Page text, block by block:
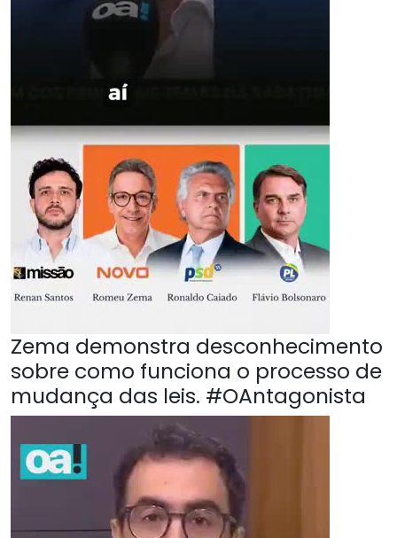
Zema demonstra desconhecimento
sobre como funciona o processo de
mudança das leis. #OAntagonista